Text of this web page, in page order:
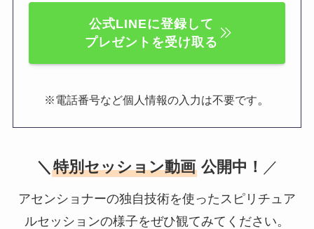
公式LINEに登録して
プレゼントを受け取る
※電話番号など個人情報の入力は不要です。
＼ 特別セッション動画公開中！ ／
アセンショナーの独自技術を使ったスピリチュア
ルセッションの様子をぜひ観てみてください。